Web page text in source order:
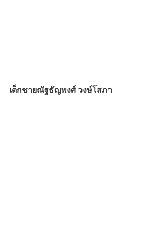
เด็กชายณัฐธัญพงศ์ วงษ์โสภา